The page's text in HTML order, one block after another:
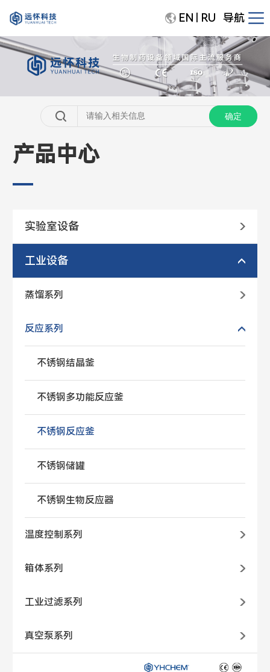
EN RU 导航
产品中心
实验室设备
工业设备
蒸馏系列
反应系列
不锈钢结晶釜
不锈钢多功能反应釜
不锈钢反应釜
不锈钢储罐
不锈钢生物反应器
温度控制系列
箱体系列
工业过滤系列
真空泵系列